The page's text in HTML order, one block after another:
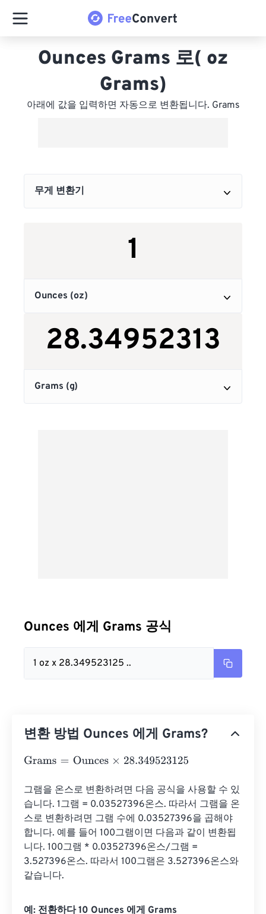
Ounces Grams 로( oz
Grams)
아래에 값을 입력하면 자동으로 변환됩니다. Grams
Ounces 에게 Grams 공식
1 oz x 28.349523125 ..
변환 방법 Ounces 에게 Grams?
Grams= Ounces×28.349523125
그램을 온스로 변환하려면 다음 공식을 사용할 수 있
습니다. 1그램 = 0.03527396온스. 따라서 그램을 온
스로 변환하려면 그램 수에 0.03527396을 곱해야
합니다. 예를 들어 100그램이면 다음과 같이 변환됩
니다. 100그램 * 0.03527396온스/그램 =
3.527396온스. 따라서 100그램은 3.527396온스와
같습니다.
예: 전환하다 10 Ounces 에게 Grams